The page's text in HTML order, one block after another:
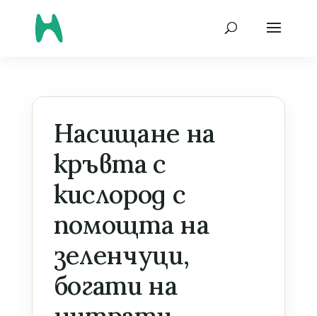
Насищане на
кръвта с
кислород с
помощта на
зеленчуци,
богати на